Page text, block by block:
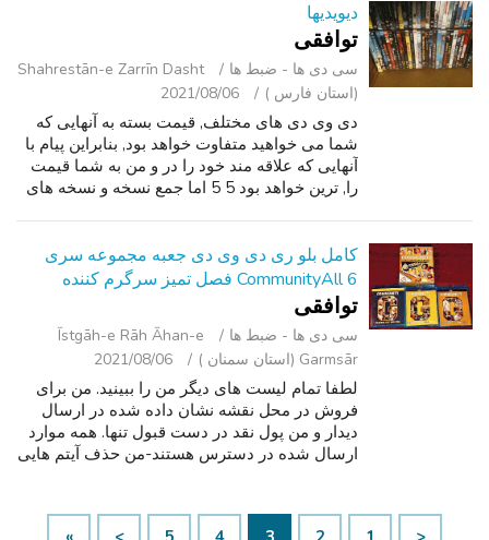
دیویدیها
توافقی
سی ‌دی ‌ها - ضبط‌ ها
Shahrestān-e Zarrīn Dasht
(استان فارس )
2021/08/06
دی وی دی های مختلف, قیمت بسته به آنهایی که
شما می خواهید متفاوت خواهد بود, بنابراین پیام با
آنهایی که علاقه مند خود را در و من به شما قیمت
را, ترین خواهد بود 5 5 اما جمع نسخه و نسخه های
کامل بلو ری دی وی دی جعبه مجموعه سری
CommunityAll 6 فصل تمیز سرگرم کننده
توافقی
سی ‌دی ‌ها - ضبط‌ ها
Īstgāh-e Rāh Āhan-e
Garmsār (استان سمنان )
2021/08/06
لطفا تمام لیست های دیگر من را ببینید. من برای
فروش در محل نقشه نشان داده شده در ارسال
دیدار و من پول نقد در دست قبول تنها. همه موارد
ارسال شده در دسترس هستند-من حذف آیتم هایی